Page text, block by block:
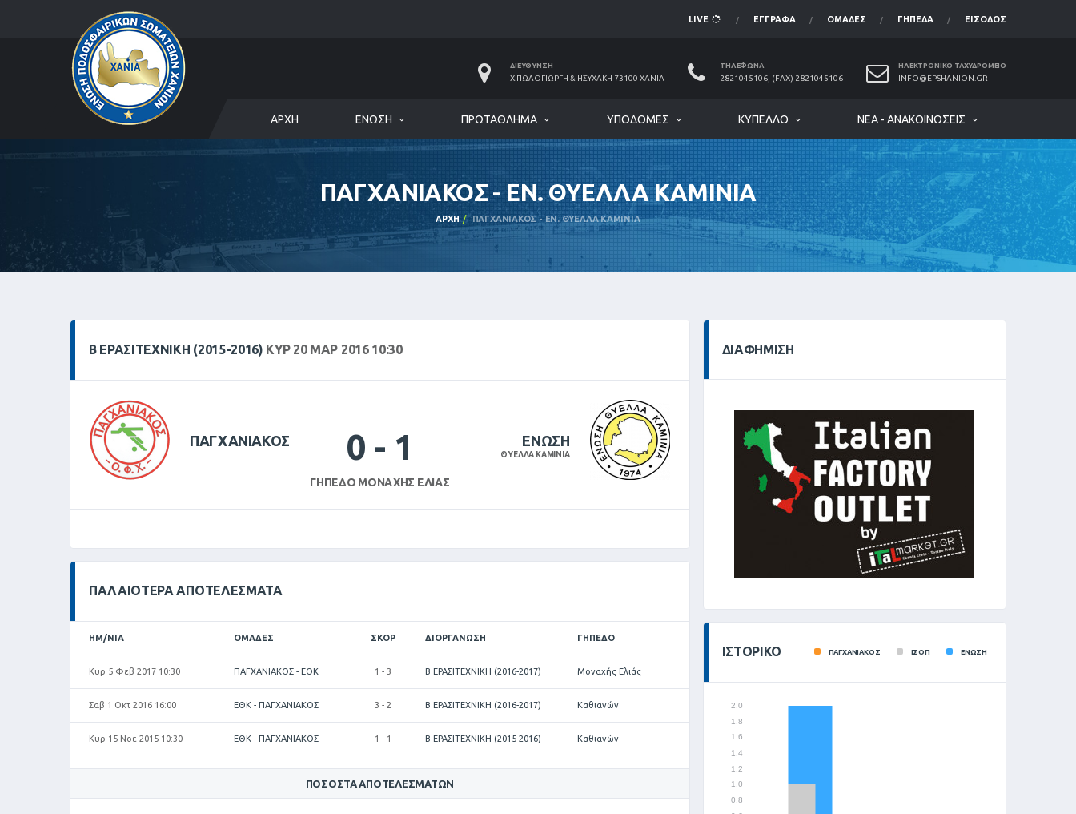
LIVE ΈΓΓΡΑΦΑ ΟΜΆΔΕΣ ΓΉΠΕΔΑ ΕΊΣΟΔΟΣ
ΔΙΕΎΘΥΝΣΗ
Χ.ΠΩΛΟΓΙΏΡΓΗ & ΗΣΥΧΆΚΗ 73100 ΧΑΝΙΆ
ΤΗΛΈΦΩΝΑ
2821045106, (FAX) 2821045106
ΗΛΕΚΤΡΟΝΙΚΌ ΤΑΧΥΔΡΟΜΕΊΟ
INFO@EPSHANION.GR
ΑΡΧΉ ΈΝΩΣΗ ΠΡΩΤΆΘΛΗΜΑ ΥΠΟΔΟΜΈΣ ΚΎΠΕΛΛΟ ΝΈΑ - ΑΝΑΚΟΙΝΏΣΕΙΣ
ΠΑΓΧΑΝΙΑΚΟΣ - ΕΝ. ΘΥΕΛΛΑ ΚΑΜΙΝΙΑ
ΑΡΧΉ ΠΑΓΧΑΝΙΑΚΟΣ - ΕΝ. ΘΥΕΛΛΑ ΚΑΜΙΝΙΑ
Β ΕΡΑΣΙΤΕΧΝΙΚΗ (2015-2016) ΚΥΡ 20 ΜΑΡ 2016 10:30
ΠΑΓΧΑΝΙΑΚΟΣ 0 - 1
ΓΉΠΕΔΟ ΜΟΝΑΧΉΣ ΕΛΙΆΣ
ΕΝΩΣΗ
ΘΥΕΛΛΑ ΚΑΜΙΝΙΑ
ΠΑΛΑΙΌΤΕΡΑ ΑΠΟΤΕΛΈΣΜΑΤΑ
ΗΜ/ΝΊΑ ΟΜΆΔΕΣ ΣΚΟΡ ΔΙΟΡΓΆΝΩΣΗ ΓΉΠΕΔΟ
Κυρ 5 Φεβ 2017 10:30 ΠΑΓΧΑΝΙΑΚΟΣ - ΕΘΚ 1 - 3 Β ΕΡΑΣΙΤΕΧΝΙΚΗ (2016-2017) Μοναχής Ελιάς
Σαβ 1 Οκτ 2016 16:00 ΕΘΚ - ΠΑΓΧΑΝΙΑΚΟΣ 3 - 2 Β ΕΡΑΣΙΤΕΧΝΙΚΗ (2016-2017) Καθιανών
Κυρ 15 Νοε 2015 10:30 ΕΘΚ - ΠΑΓΧΑΝΙΑΚΟΣ 1 - 1 Β ΕΡΑΣΙΤΕΧΝΙΚΗ (2015-2016) Καθιανών
ΠΟΣΟΣΤΆ ΑΠΟΤΕΛΕΣΜΆΤΩΝ
ΔΙΑΦΉΜΙΣΗ
ΙΣΤΟΡΙΚΌ ΠΑΓΧΑΝΙΑΚΟΣ ΙΣΟΠ ΕΝΩΣΗ